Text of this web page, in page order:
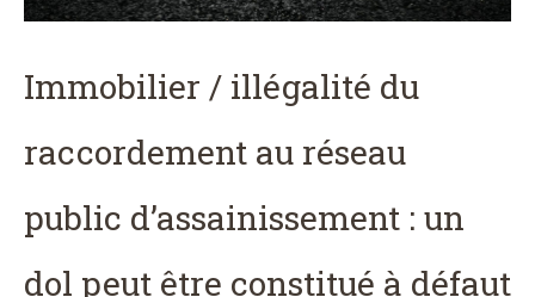
Immobilier / illégalité du
raccordement au réseau
public d’assainissement : un
dol peut être constitué à défaut